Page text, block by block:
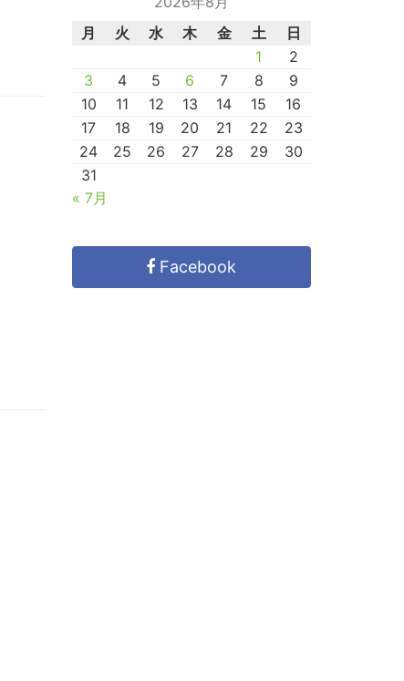
月
火 水 木 金 土
日
1
2
3
4 5 6 7 8
9
10
11 12 13 14 15
16
17
18 19 20 21 22
23
24
25 26 27 28 29
30
31
« 7月
Facebook